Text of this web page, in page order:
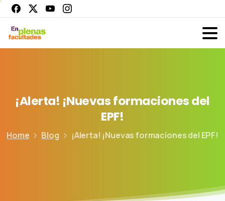
¡Alerta! ¡Nuevasformacionesdel
EPF!
Home Blog ¡Alerta! ¡Nuevas formaciones del EPF!